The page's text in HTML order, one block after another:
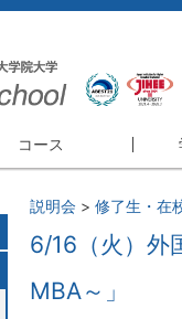
コース
MBA本科コース
学
説明会 > 修了生・在
6/16（火）外
MBA～」